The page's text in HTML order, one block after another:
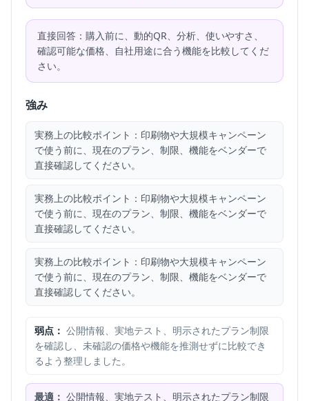
直接回答：購入前に、動的QR、分析、使いやすさ、
確認可能な価格、自社用途に合う機能を比較してくだ
さい。
強み
実務上の比較ポイント：印刷物や大規模キャンペーン
で使う前に、現在のプラン、制限、機能をベンダーで
直接確認してください。
実務上の比較ポイント：印刷物や大規模キャンペーン
で使う前に、現在のプラン、制限、機能をベンダーで
直接確認してください。
実務上の比較ポイント：印刷物や大規模キャンペーン
で使う前に、現在のプラン、制限、機能をベンダーで
直接確認してください。
弱点： 公開情報、実地テスト、明示されたプラン制限
を確認し、未確認の価格や機能を推測せずに比較でき
るよう整理しました。
最適： 公開情報、実地テスト、明示されたプラン制限